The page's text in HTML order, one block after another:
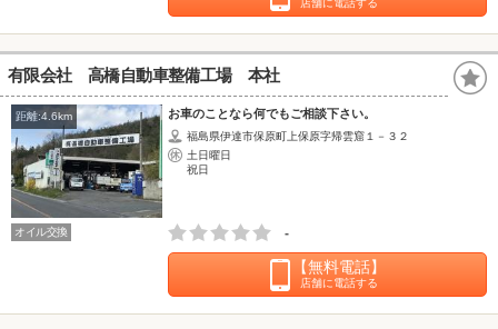
有限会社 高橋自動車整備工場 本社
距離:4.6km お車のことなら何でもご相談下さい。
福島県伊達市保原町上保原字帰雲窟１－３２
土日曜日
祝日
オイル交換 -
【無料電話】
店舗に電話する